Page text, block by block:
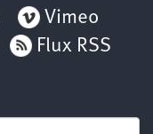
Vimeo
Flux RSS